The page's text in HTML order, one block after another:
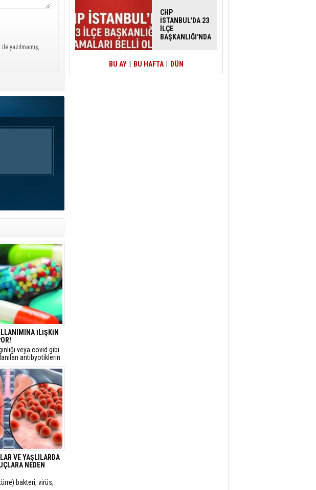
yazılmamış,
İLİŞKİN
veya covid gibi
antibyotiklerin
tehlikeli boyuta geldiği
VE YAŞLILARDA
NEDEN
bakteri, virüs,
CHP
İSTANBUL'DA 23
İLÇE
BAŞKANLIĞI'NDA
GERÇEKLEŞTİ
BU AY
BU HAFTA DÜN